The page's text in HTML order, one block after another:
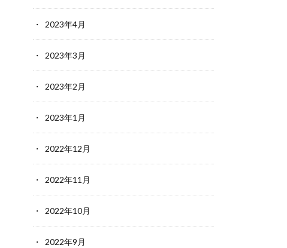
2023年4月
2023年3月
2023年2月
2023年1月
2022年12月
2022年11月
2022年10月
2022年9月